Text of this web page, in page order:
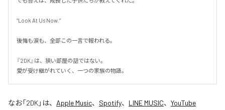
“Look At Us Now.”
後悔も涙も、全部この一言で報われる。
『2DK』は、狭い部屋の話ではない。
愛が受け継がれていく、一つの家族の物語。
なお「2DK」は、 Apple Music、 Spotify、 LINE MUSIC、 YouTube